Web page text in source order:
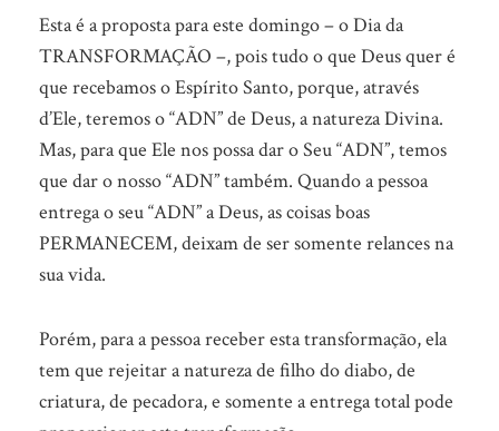
Esta é a proposta para este domingo – o Dia da
TRANSFORMAÇÃO –, pois tudo o que Deus quer é
que recebamos o Espírito Santo, porque, através
d’Ele, teremos o “ADN” de Deus, a natureza Divina.
Mas, para que Ele nos possa dar o Seu “ADN”, temos
que dar o nosso “ADN” também. Quando a pessoa
entrega o seu “ADN” a Deus, as coisas boas
PERMANECEM, deixam de ser somente relances na
sua vida.
Porém, para a pessoa receber esta transformação, ela
tem que rejeitar a natureza de filho do diabo, de
criatura, de pecadora, e somente a entrega total pode